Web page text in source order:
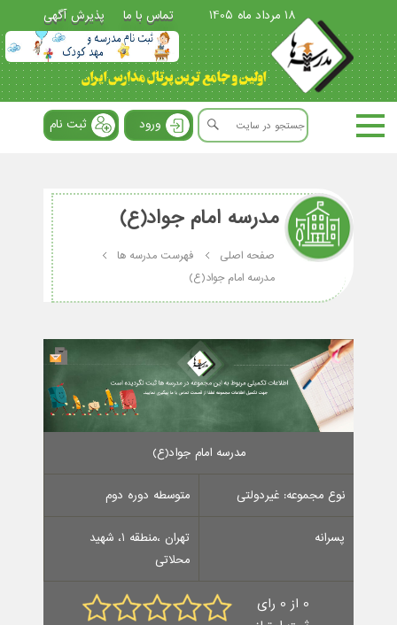
18 مرداد ماه 1405 تماس با ما پذیرش آگهی
ورود ثبت نام
مدرسه امام جواد(ع)
صفحه اصلی
فهرست مدرسه ها
مدرسه امام جواد(ع)
مدرسه امام جواد(ع)
نوع مجموعه: غیردولتی متوسطه دوره دوم
پسرانه
تهران ،منطقه 1، شهید
محلاتی
0 از 0 رای